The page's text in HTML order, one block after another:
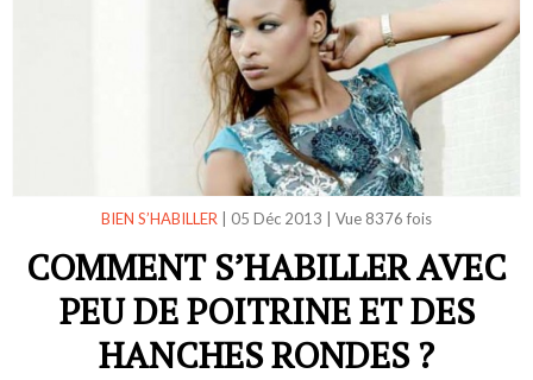
BIEN S’HABILLER 05 Déc 2013 Vue 8376 fois
COMMENT S’HABILLER AVEC
PEU DE POITRINE ET DES
HANCHES RONDES ?